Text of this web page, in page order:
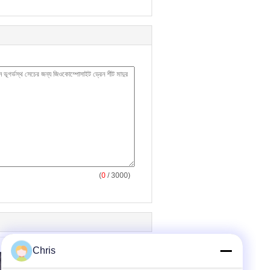
(0 / 3000)
Chris